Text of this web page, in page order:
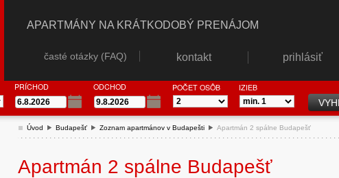
APARTMÁNY NA KRÁTKODOBÝ PRENÁJOM
časté otázky (FAQ) kontakt prihlásiť
PRÍCHOD ODCHOD POČET OSÔB IZIEB
Úvod Budapešť Zoznam apartmánov v Budapešti Apartmán 2 spálne Budapešť
Apartmán 2 spálne Budapešť